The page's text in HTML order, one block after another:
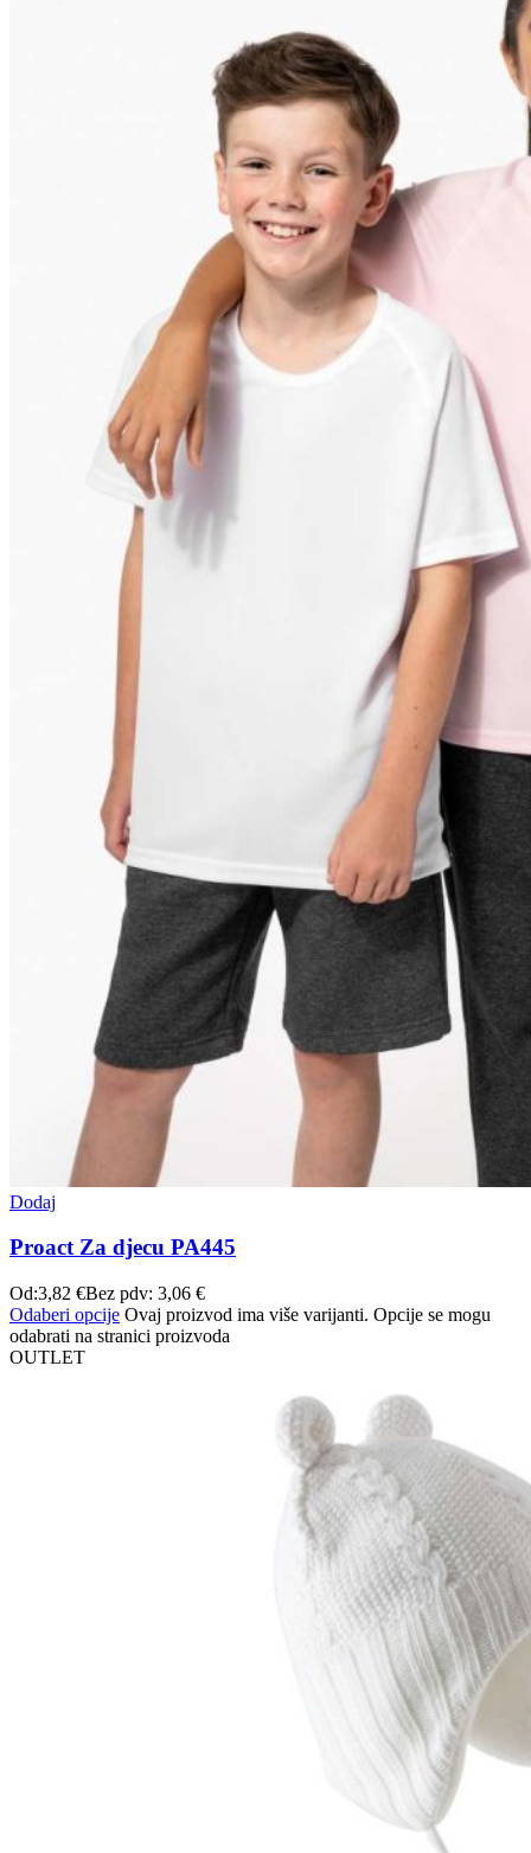
Dodaj
Proact Za djecu PA445
Od:3,82 €Bez pdv: 3,06 €
Odaberi opcije Ovaj proizvod ima više varijanti. Opcije se mogu
odabrati na stranici proizvoda
OUTLET